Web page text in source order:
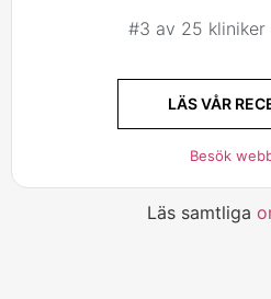
#3 av 25
LÄS VÅR
Besök
Läs samtliga